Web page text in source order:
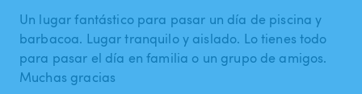
Un lugar fantástico para pasar un día de piscina y
barbacoa. Lugar tranquilo y aislado. Lo tienes todo
para pasar el día en familia o un grupo de amigos.
Muchas gracias